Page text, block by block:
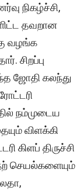
நிகழ்ச்சி,
தவறான
வழங்க
சிறப்பு
ஜோதி கலந்து
நம்முடைய
விளக்கி
கிளப் திருச்சி
செயல்களையும்